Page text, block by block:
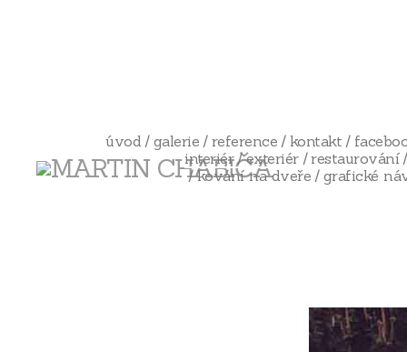
úvod
galerie
interiér
exteriér
restaurování
kování na dveře
grafické
reference kontakt